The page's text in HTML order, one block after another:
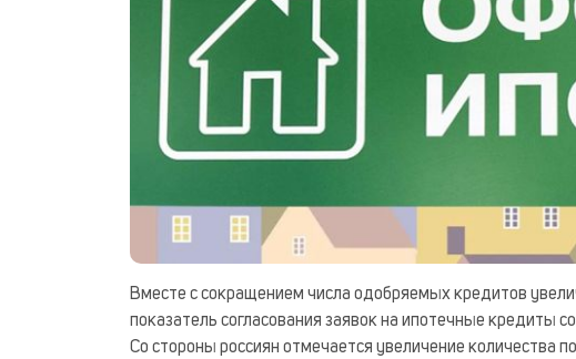
Вместе с сокращением числа одобряемых кредитов
показатель согласования заявок на ипотечные кредиты
Со стороны россиян отмечается увеличение количества